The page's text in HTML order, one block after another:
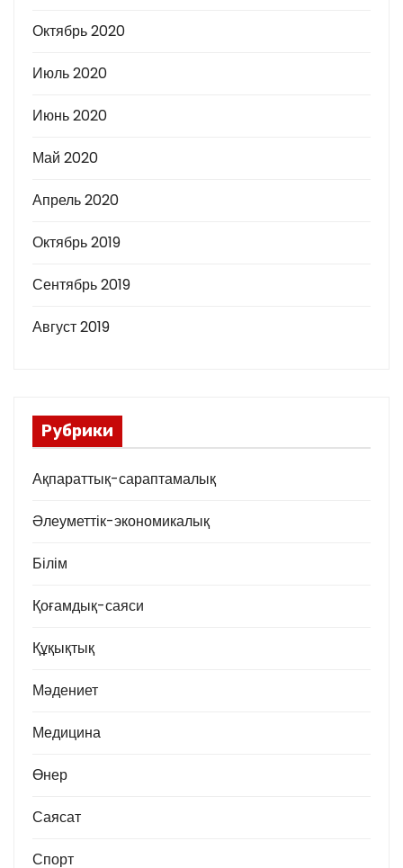
Октябрь 2020
Июль 2020
Июнь 2020
Май 2020
Апрель 2020
Октябрь 2019
Сентябрь 2019
Август 2019
Рубрики
Ақпараттық-сараптамалық
Әлеуметтік-экономикалық
Білім
Қоғамдық-саяси
Құқықтық
Мәдениет
Медицина
Өнер
Саясат
Спорт